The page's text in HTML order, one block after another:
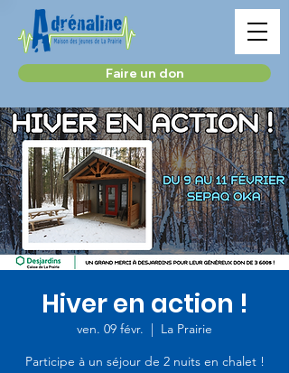
Faire un don
Hiver en action !
ven. 09 févr.
  |
La Prairie
Participe à un séjour de 2 nuits en chalet !